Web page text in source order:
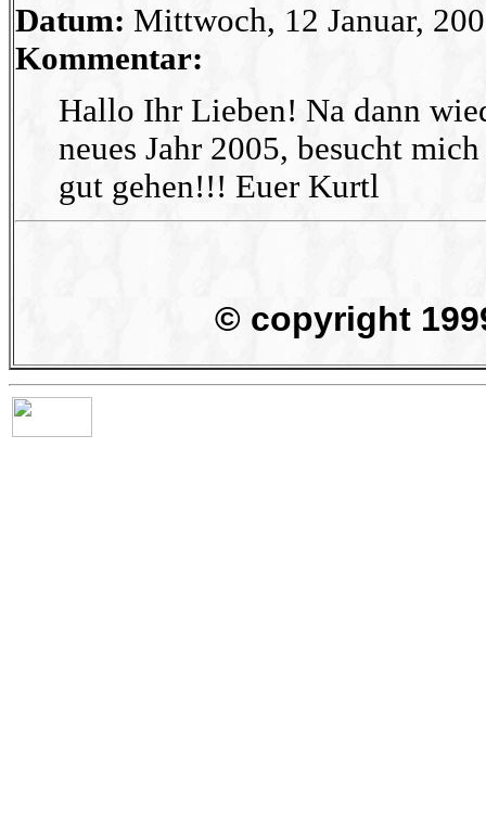
Datum: Mittwoch, 12 Januar,
Kommentar:
Hallo Ihr Lieben! Na dann
neues Jahr 2005, besucht
gut gehen!!! Euer Kurtl
© copyright